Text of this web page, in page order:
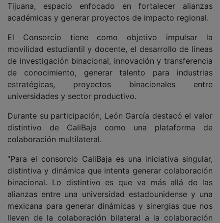
Tijuana, espacio enfocado en fortalecer alianzas
académicas y generar proyectos de impacto regional.
El Consorcio tiene como objetivo impulsar la
movilidad estudiantil y docente, el desarrollo de líneas
de investigación binacional, innovación y transferencia
de conocimiento, generar talento para industrias
estratégicas, proyectos binacionales entre
universidades y sector productivo.
Durante su participación, León García destacó el valor
distintivo de CaliBaja como una plataforma de
colaboración multilateral.
“Para el consorcio CaliBaja es una iniciativa singular,
distintiva y dinámica que intenta generar colaboración
binacional. Lo distintivo es que va más allá de las
alianzas entre una universidad estadounidense y una
mexicana para generar dinámicas y sinergias que nos
lleven de la colaboración bilateral a la colaboración